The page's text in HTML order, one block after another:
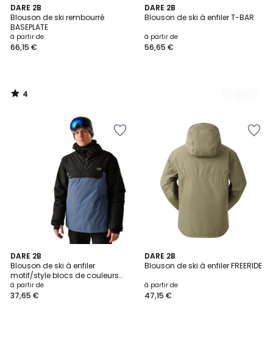
DARE 2B
Blouson de ski rembourré
BASEPLATE
à partir de
66,15 €
4
/
5
4
/
DARE 2B
Blouson de ski à enfiler T-BAR
à partir de
56,65 €
2
Couleurs
DARE 2B
Blouson de ski à enfiler
motif/style blocs de couleurs
FREERIDE
à partir de
37,65 €
DARE 2B
Blouson de ski à enfiler FREERIDE
à partir de
47,15 €